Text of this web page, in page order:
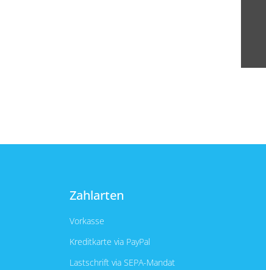
Zahlarten
Vorkasse
Kreditkarte via PayPal
Lastschrift via SEPA-Mandat